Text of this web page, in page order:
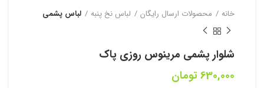
خانه محصولات ارسال رایگان لباس نخ پنبه لباس پشمی
شلوار پشمی مرینوس روزی پاک
630,000تومان